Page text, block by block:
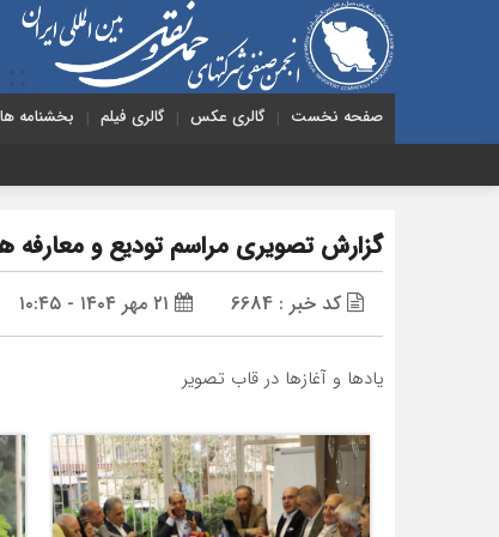
صفحه نخست گالری عکس گالری فیلم بخشنامه ها
هشدار به دولت
گزارش تصویری مراسم تودیع و معارفه
کد خبر : 6684
یادها و آغازها در قاب تصویر